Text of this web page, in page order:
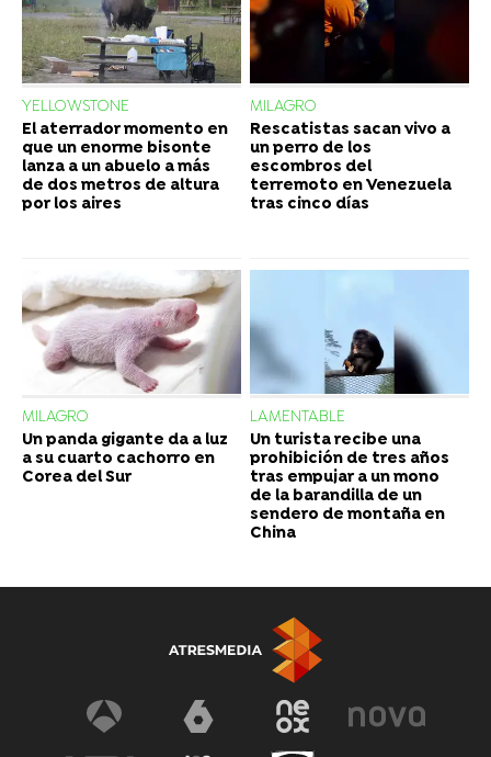
YELLOWSTONE
El aterrador momento en
que un enorme bisonte
lanza a un abuelo a más
de dos metros de altura
por los aires
MILAGRO
Rescatistas sacan vivo a
un perro de los
escombros del
terremoto en Venezuela
tras cinco días
MILAGRO
Un panda gigante da a luz
a su cuarto cachorro en
Corea del Sur
LAMENTABLE
Un turista recibe una
prohibición de tres años
tras empujar a un mono
de la barandilla de un
sendero de montaña en
China